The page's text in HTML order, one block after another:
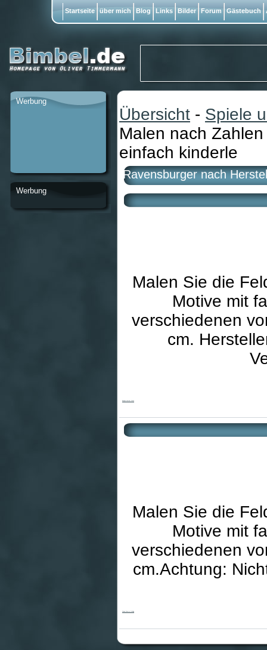
Übersicht - Spiele
Malen nach
einfach kinderle
Ravensburger nach
Malen Sie die
Motive mit
verschiedenen
cm.
Malen Sie die
Motive mit
verschiedenen
cm.Achtung:
Werbung
Werbung
Startseite über mich Blog Links Bilder Forum Gästebuch